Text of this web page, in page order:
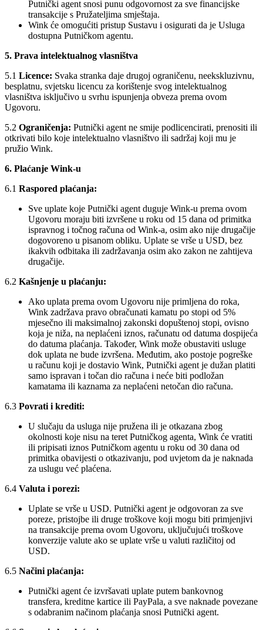
Putnički agent snosi punu odgovornost za sve financijske
transakcije s Pružateljima smještaja.
Wink će omogućiti pristup Sustavu i osigurati da je Usluga
dostupna Putničkom agentu.
5. Prava intelektualnog vlasništva
5.1 Licence: Svaka stranka daje drugoj ograničenu, neekskluzivnu,
besplatnu, svjetsku licencu za korištenje svog intelektualnog
vlasništva isključivo u svrhu ispunjenja obveza prema ovom
Ugovoru.
5.2 Ograničenja: Putnički agent ne smije podlicencirati, prenositi ili
otkrivati bilo koje intelektualno vlasništvo ili sadržaj koji mu je
pružio Wink.
6. Plaćanje Wink-u
6.1 Raspored plaćanja:
Sve uplate koje Putnički agent duguje Wink-u prema ovom
Ugovoru moraju biti izvršene u roku od 15 dana od primitka
ispravnog i točnog računa od Wink-a, osim ako nije drugačije
dogovoreno u pisanom obliku. Uplate se vrše u USD, bez
ikakvih odbitaka ili zadržavanja osim ako zakon ne zahtijeva
drugačije.
6.2 Kašnjenje u plaćanju:
Ako uplata prema ovom Ugovoru nije primljena do roka,
Wink zadržava pravo obračunati kamatu po stopi od 5%
mjesečno ili maksimalnoj zakonski dopuštenoj stopi, ovisno
koja je niža, na neplaćeni iznos, računatu od datuma dospijeća
do datuma plaćanja. Također, Wink može obustaviti usluge
dok uplata ne bude izvršena. Međutim, ako postoje pogreške
u računu koji je dostavio Wink, Putnički agent je dužan platiti
samo ispravan i točan dio računa i neće biti podložan
kamatama ili kaznama za neplaćeni netočan dio računa.
6.3 Povrati i krediti:
U slučaju da usluga nije pružena ili je otkazana zbog
okolnosti koje nisu na teret Putničkog agenta, Wink će vratiti
ili pripisati iznos Putničkom agentu u roku od 30 dana od
primitka obavijesti o otkazivanju, pod uvjetom da je naknada
za uslugu već plaćena.
6.4 Valuta i porezi:
Uplate se vrše u USD. Putnički agent je odgovoran za sve
poreze, pristojbe ili druge troškove koji mogu biti primjenjivi
na transakcije prema ovom Ugovoru, uključujući troškove
konverzije valute ako se uplate vrše u valuti različitoj od
USD.
6.5 Načini plaćanja:
Putnički agent će izvršavati uplate putem bankovnog
transfera, kreditne kartice ili PayPala, a sve naknade povezane
s odabranim načinom plaćanja snosi Putnički agent.